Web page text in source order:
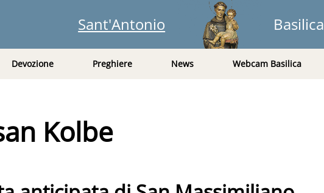
Sant'Antonio Basilica
Devozione Preghiere News Webcam Basilica
Kolbe